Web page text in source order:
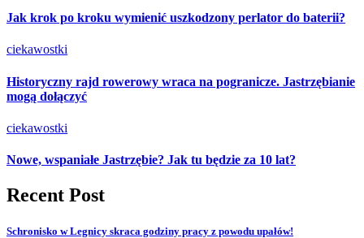
Jak krok po kroku wymienić uszkodzony perlator do baterii?
ciekawostki
Historyczny rajd rowerowy wraca na pogranicze. Jastrzębianie
mogą dołączyć
ciekawostki
Nowe, wspaniałe Jastrzębie? Jak tu będzie za 10 lat?
Recent Post
Schronisko w Legnicy skraca godziny pracy z powodu upałów!